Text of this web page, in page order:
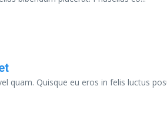
quam. Quisque eu eros in felis luctus